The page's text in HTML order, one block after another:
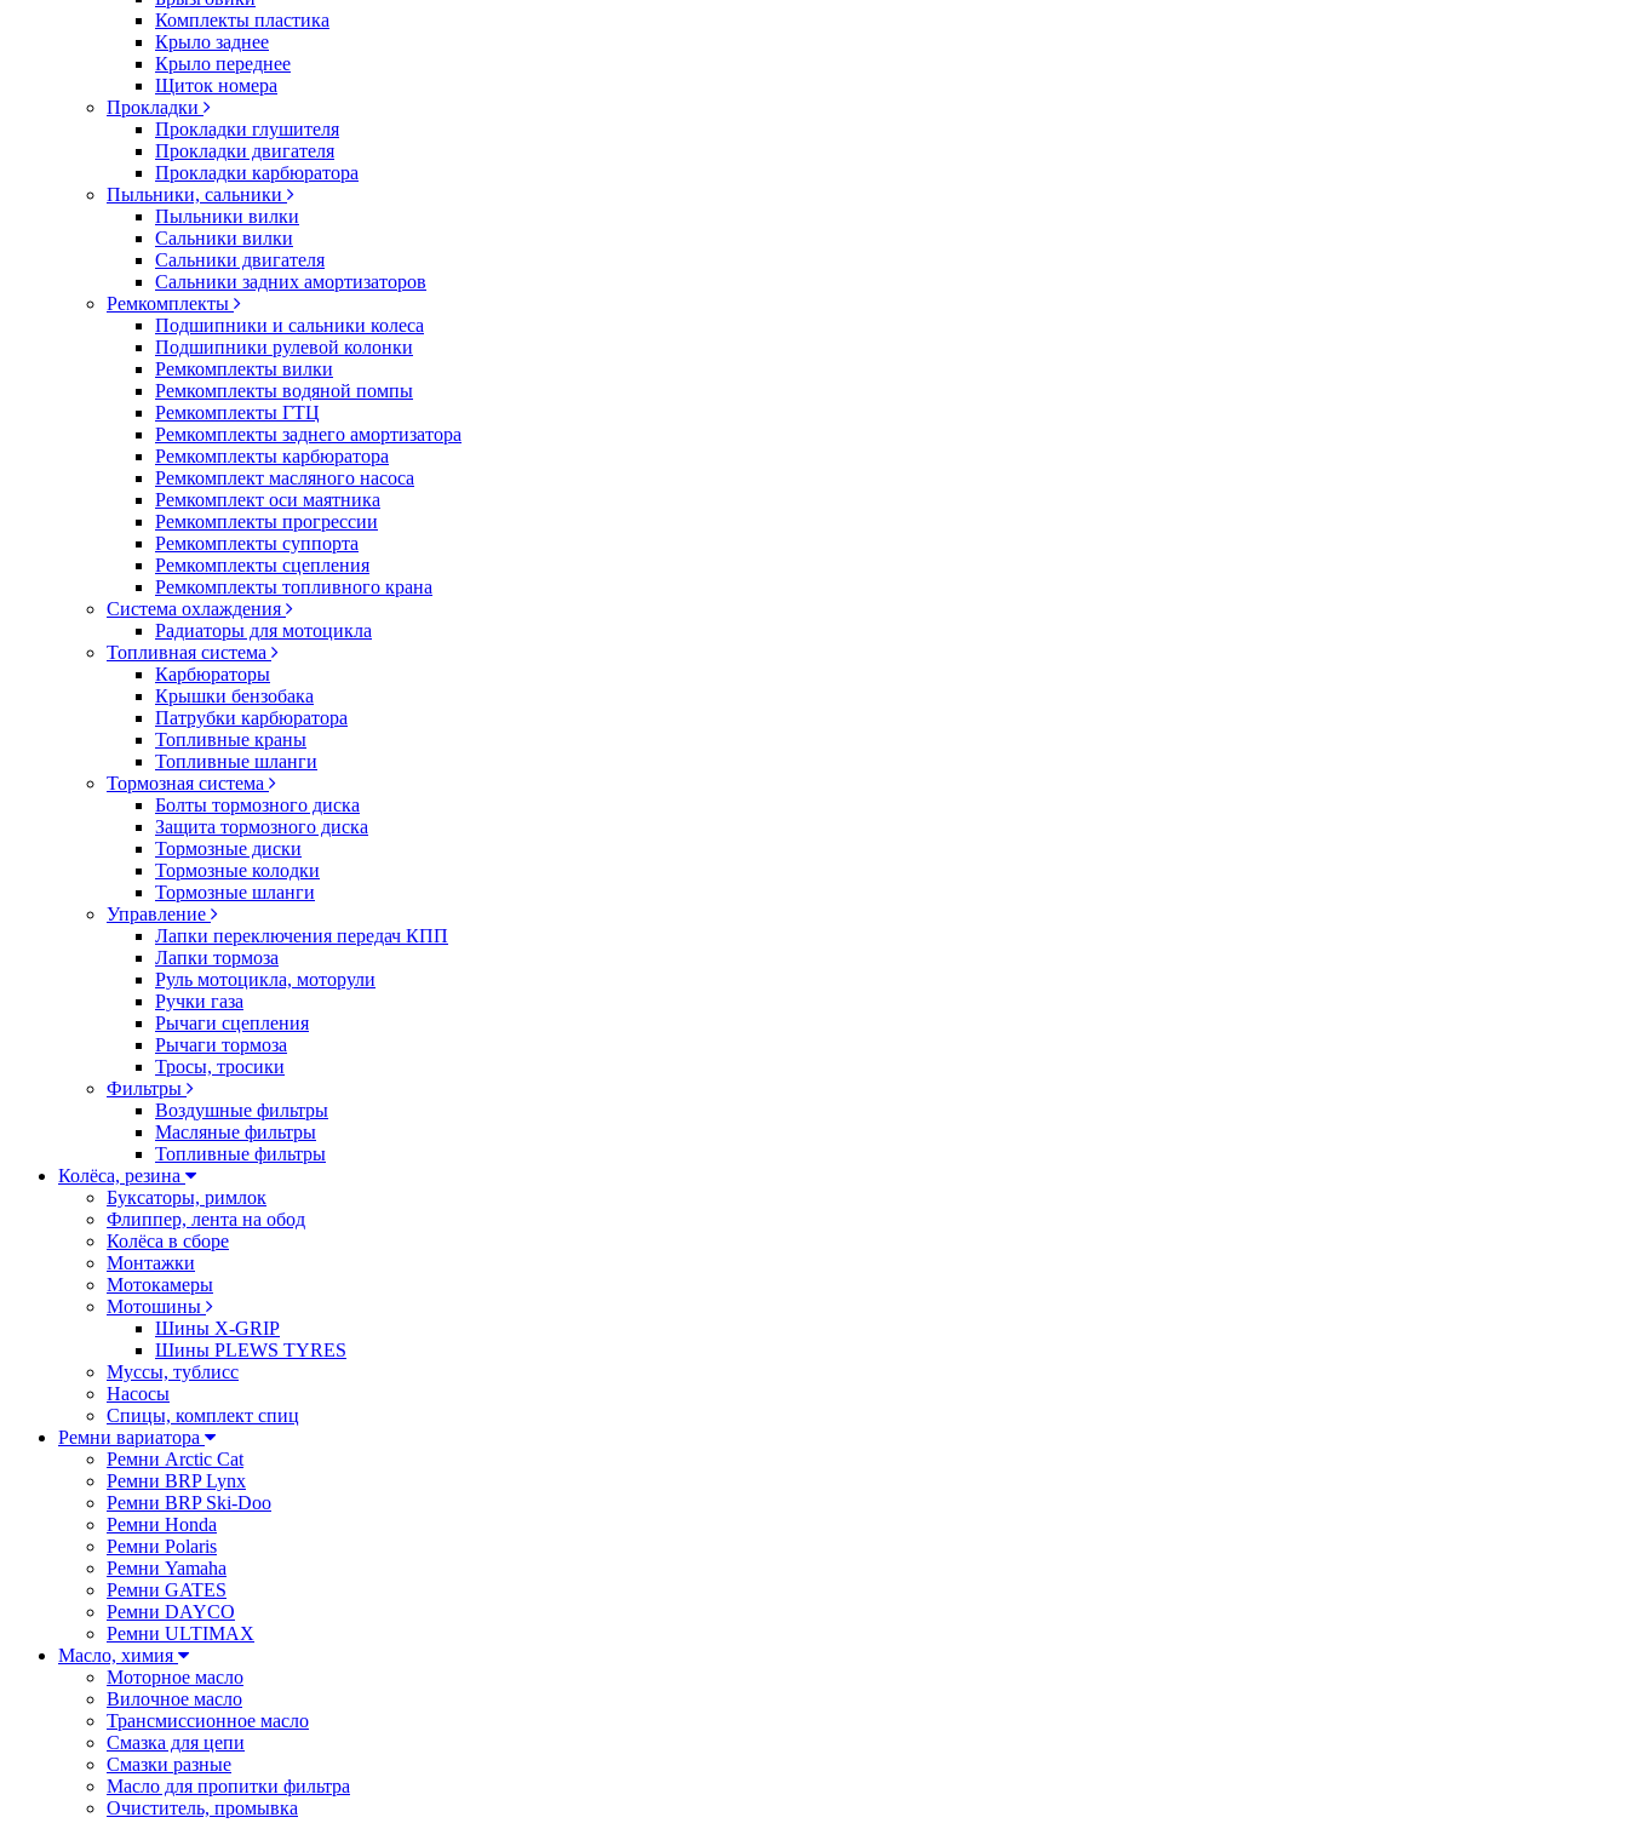
Комплекты пластика
Крыло заднее
Крыло переднее
Щиток номера
Прокладки
Прокладки глушителя
Прокладки двигателя
Прокладки карбюратора
Пыльники, сальники
Пыльники вилки
Сальники вилки
Сальники двигателя
Сальники задних амортизаторов
Ремкомплекты
Подшипники и сальники колеса
Подшипники рулевой колонки
Ремкомплекты вилки
Ремкомплекты водяной помпы
Ремкомплекты ГТЦ
Ремкомплекты заднего амортизатора
Ремкомплекты карбюратора
Ремкомплект масляного насоса
Ремкомплект оси маятника
Ремкомплекты прогрессии
Ремкомплекты суппорта
Ремкомплекты сцепления
Ремкомплекты топливного крана
Система охлаждения
Радиаторы для мотоцикла
Топливная система
Карбюраторы
Крышки бензобака
Патрубки карбюратора
Топливные краны
Топливные шланги
Тормозная система
Болты тормозного диска
Защита тормозного диска
Тормозные диски
Тормозные колодки
Тормозные шланги
Управление
Лапки переключения передач КПП
Лапки тормоза
Руль мотоцикла, моторули
Ручки газа
Рычаги сцепления
Рычаги тормоза
Тросы, тросики
Фильтры
Воздушные фильтры
Масляные фильтры
Топливные фильтры
Колёса, резина
Буксаторы, римлок
Флиппер, лента на обод
Колёса в сборе
Монтажки
Мотокамеры
Мотошины
Шины X-GRIP
Шины PLEWS TYRES
Муссы, тублисс
Насосы
Спицы, комплект спиц
Ремни вариатора
Ремни Arctic Cat
Ремни BRP Lynx
Ремни BRP Ski-Doo
Ремни Honda
Ремни Polaris
Ремни Yamaha
Ремни GATES
Ремни DAYCO
Ремни ULTIMAX
Масло, химия
Моторное масло
Вилочное масло
Трансмиссионное масло
Смазка для цепи
Смазки разные
Масло для пропитки фильтра
Очиститель, промывка